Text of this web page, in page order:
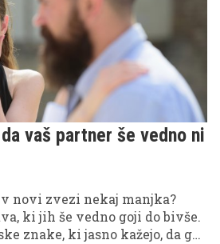
vaš partner še vedno ni
v novi zvezi nekaj manjka?
ki jih še vedno goji do bivše.
znake, ki jasno kažejo, da ga